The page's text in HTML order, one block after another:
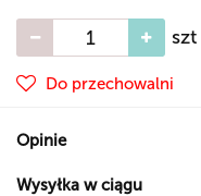
szt
Do przechowalni
Opinie
Wysyłka w ciągu